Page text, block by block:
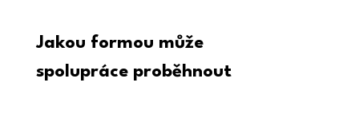
Jakou formou může
spolupráce proběhnout